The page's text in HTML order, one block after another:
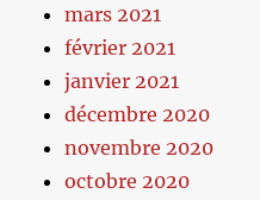
mars 2021
février 2021
janvier 2021
décembre 2020
novembre 2020
octobre 2020